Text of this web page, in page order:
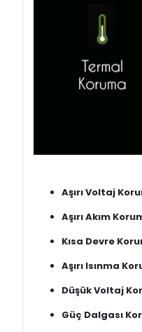
Aşırı Voltaj
Aşırı Akım
Kısa Devre
Aşırı Isınma
Düşük Voltaj
Güç Dalgası